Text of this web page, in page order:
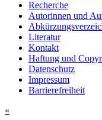
Recherche
Autorinnen und
Literatur
Kontakt
Haftung und
Datenschutz
Impressum
Barrierefreiheit
«